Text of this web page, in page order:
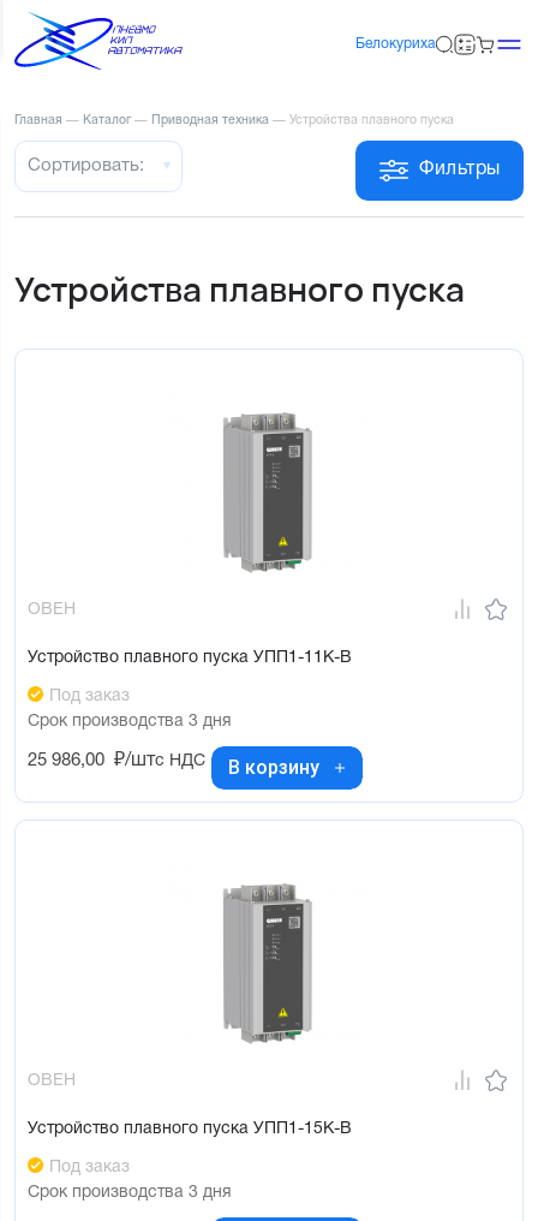
Белокуриха
Главная — Каталог — Приводная техника — Устройства плавного пуска
Фильтры
Сортировать:
Устройства плавного пуска
ОВЕН
Устройство плавного пуска УПП1-11К-В
Под заказ
Срок производства 3 дня
25 986,00 ₽/штс НДС В корзину
ОВЕН
Устройство плавного пуска УПП1-15К-В
Под заказ
Срок производства 3 дня